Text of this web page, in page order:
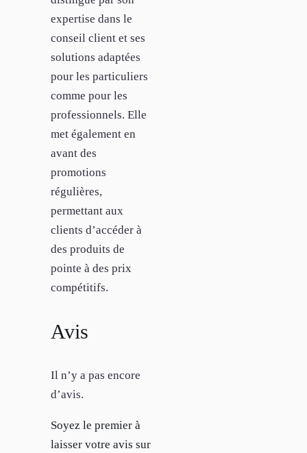
expertise dans le
conseil client et ses
solutions adaptées
pour les particuliers
comme pour les
professionnels. Elle
met également en
avant des
promotions
régulières,
permettant aux
clients d’accéder à
des produits de
pointe à des prix
compétitifs.
Avis
Il n’y a pas encore
d’avis.
Soyez le premier à
laisser votre avis sur